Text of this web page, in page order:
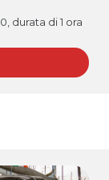
durata di 1 ora